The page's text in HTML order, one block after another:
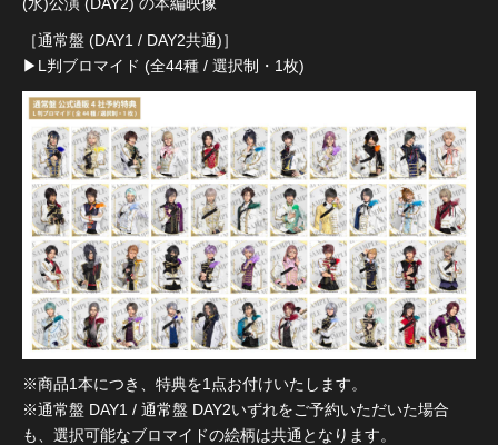
［通常盤 (DAY1 / DAY2共通)］
▶︎L判ブロマイド (全44種 / 選択制・1枚)
※商品1本につき、特典を1点お付けいたします。
※通常盤 DAY1 / 通常盤 DAY2いずれをご予約いただいた場合
も、選択可能なブロマイドの絵柄は共通となります。